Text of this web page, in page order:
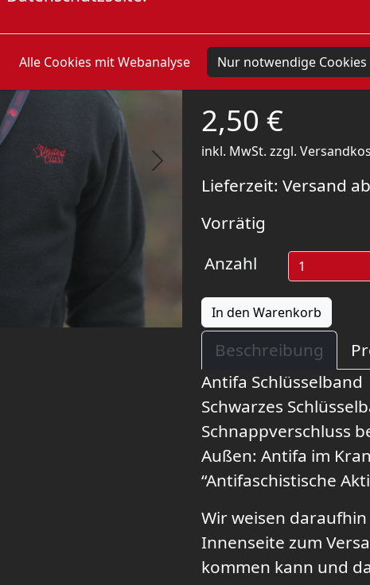
Alle Cookies mit Webanalyse Nur notwendige Cookies
Next
Antifa
2,50 €
inkl. MwSt. zzgl.
Lieferzeit: Versand
Vorrätig
Anzahl
In den Warenkorb
Beschreibung
Antifa Schlüsselband
Schwarzes
Schnappverschluss
Außen: Antifa im
“Antifaschistische
Wir weisen
Innenseite zum
kommen kann und